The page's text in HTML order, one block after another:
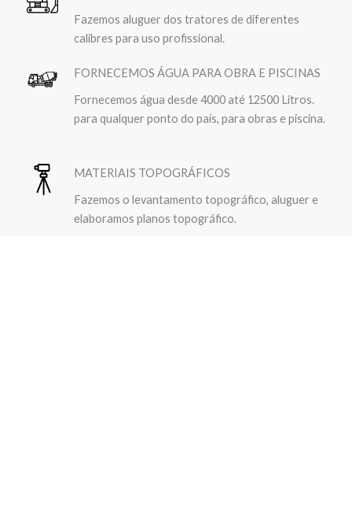
Fazemos aluguer dos tratores de diferentes
calibres para uso profissional.
FORNECEMOS ÁGUA PARA OBRA E PISCINAS
Fornecemos água desde 4000 até 12500 Litros.
para qualquer ponto do país, para obras e piscina.
MATERIAIS TOPOGRÁFICOS
Fazemos o levantamento topográfico, aluguer e
elaboramos planos topográfico.